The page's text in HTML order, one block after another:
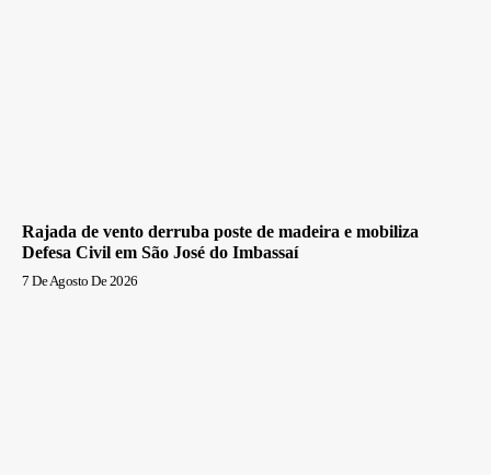
Rajada de vento derruba poste de madeira e mobiliza
Defesa Civil em São José do Imbassaí
7 De Agosto De 2026